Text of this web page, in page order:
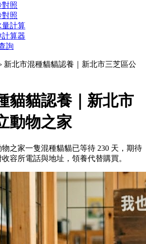
對照
對照
量計算
算器
詢
› 新北市混種貓貓認養｜新北市三芝區公
貓貓認養｜新北市
動物之家
之家一隻混種貓貓已等待 230 天，期待
容所電話與地址，領養代替購買。